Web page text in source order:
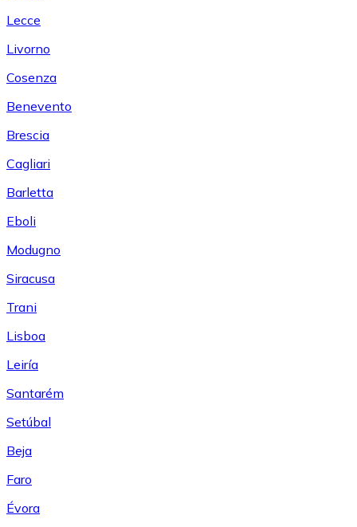
Lecce
Livorno
Cosenza
Benevento
Brescia
Cagliari
Barletta
Eboli
Modugno
Siracusa
Trani
Lisboa
Leiría
Santarém
Setúbal
Beja
Faro
Évora